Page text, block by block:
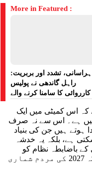
More in Featured :
ہراسانی، تشدد اور بربریت:
راہل گاندھی نے پولیس
کارروائی کا سامنا کرنے والے
کہ اس کمیٹی میں ایک
نہیں ہے۔ اس سے نہ صرف
ہوتے ہیں جن کی بنیاد
ہے، بلکہ یہ خدشہ
باضابطہ نظام کو
نظرانداز کرنے کی کوشش تو نہیں، جبکہ 2027 کی مردم شماری